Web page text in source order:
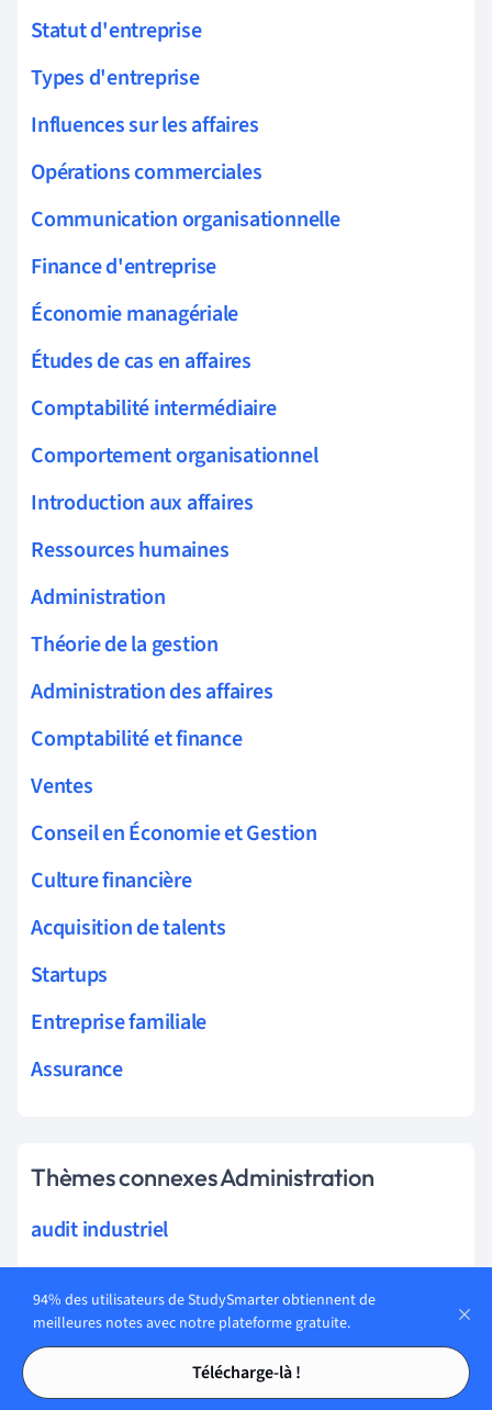
Tables des matières
Tables des matières
Statut d'entreprise
Types d'entreprise
Influences sur les affaires
Opérations commerciales
Communication organisationnelle
Finance d'entreprise
Économie managériale
Études de cas en affaires
Comptabilité intermédiaire
Comportement organisationnel
Introduction aux affaires
Ressources humaines
Administration
Théorie de la gestion
Administration des affaires
Comptabilité et finance
Ventes
Conseil en Économie et Gestion
Culture financière
Acquisition de talents
Startups
Entreprise familiale
Assurance
Thèmes connexes Administration
audit industriel
audit fiscal
audit
94% des utilisateurs de StudySmarter obtiennent de
meilleures notes avec notre plateforme gratuite.
Télécharge-là !